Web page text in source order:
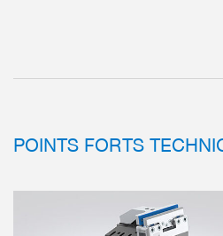
POINTS FORTS